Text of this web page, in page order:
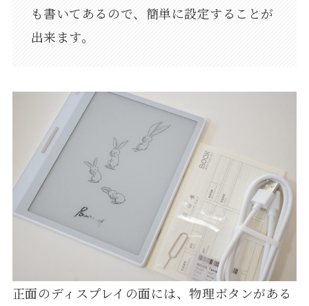
も書いてあるので、簡単に設定することが
出来ます。
正面のディスプレイの面には、物理ボタンがある